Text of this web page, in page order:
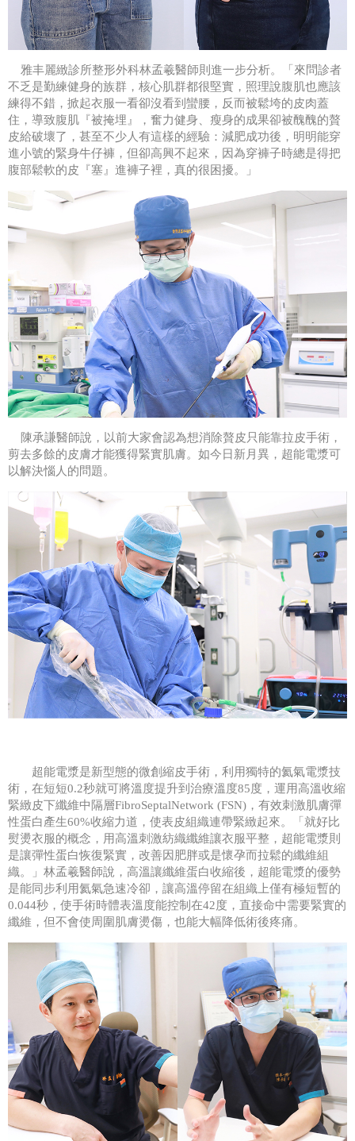
雅丰麗緻診所整形外科林孟羲醫師則進一步分析。「來問診者
不乏是勤練健身的族群，核心肌群都很堅實，照理說腹肌也應該
練得不錯，掀起衣服一看卻沒看到蠻腰，反而被鬆垮的皮肉蓋
住，導致腹肌『被掩埋』，奮力健身、瘦身的成果卻被醜醜的贅
皮給破壞了，甚至不少人有這樣的經驗：減肥成功後，明明能穿
進小號的緊身牛仔褲，但卻高興不起來，因為穿褲子時總是得把
腹部鬆軟的皮『塞』進褲子裡，真的很困擾。」
陳承謙醫師說，以前大家會認為想消除贅皮只能靠拉皮手術，
剪去多餘的皮膚才能獲得緊實肌膚。如今日新月異，超能電漿可
以解決惱人的問題。
超能電漿是新型態的微創縮皮手術，利用獨特的氦氣電漿技
術，在短短0.2秒就可將溫度提升到治療溫度85度，運用高溫收縮
緊緻皮下纖維中隔層FibroSeptalNetwork (FSN)，有效刺激肌膚彈
性蛋白產生60%收縮力道，使表皮組織連帶緊緻起來。「就好比
熨燙衣服的概念，用高溫刺激紡織纖維讓衣服平整，超能電漿則
是讓彈性蛋白恢復緊實，改善因肥胖或是懷孕而拉鬆的纖維組
織。」林孟羲醫師說，高溫讓纖維蛋白收縮後，超能電漿的優勢
是能同步利用氦氣急速冷卻，讓高溫停留在組織上僅有極短暫的
0.044秒，使手術時體表溫度能控制在42度，直接命中需要緊實的
纖維，但不會使周圍肌膚燙傷，也能大幅降低術後疼痛。